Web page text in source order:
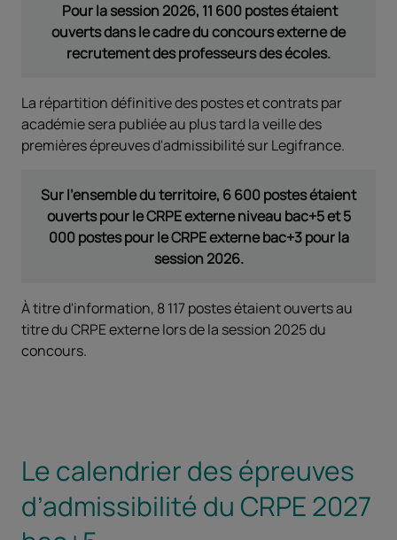
Pour la session 2026, 11 600 postes étaient
ouverts dans le cadre du concours externe de
recrutement des professeurs des écoles.
La répartition définitive des postes et contrats par
académie sera publiée au plus tard la veille des
premières épreuves d'admissibilité sur Legifrance.
Sur l'ensemble du territoire, 6 600 postes étaient
ouverts pour le CRPE externe niveau bac+5 et 5
000 postes pour le CRPE externe bac+3 pour la
session 2026.
À titre d'information, 8 117 postes étaient ouverts au
titre du CRPE externe lors de la session 2025 du
concours.
Le calendrier des épreuves
d’admissibilité du CRPE 2027